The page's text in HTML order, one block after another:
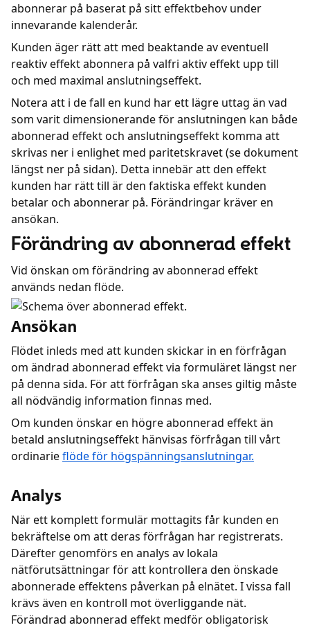
abonnerar på baserat på sitt effektbehov under
innevarande kalenderår.
Kunden äger rätt att med beaktande av eventuell
reaktiv effekt abonnera på valfri aktiv effekt upp till
och med maximal anslutningseffekt.
Notera att i de fall en kund har ett lägre uttag än vad
som varit dimensionerande för anslutningen kan både
abonnerad effekt och anslutningseffekt komma att
skrivas ner i enlighet med paritetskravet (se dokument
längst ner på sidan). Detta innebär att den effekt
kunden har rätt till är den faktiska effekt kunden
betalar och abonnerar på. Förändringar kräver en
ansökan.
Förändring av abonnerad effekt
Vid önskan om förändring av abonnerad effekt
används nedan flöde.
Ansökan
Flödet inleds med att kunden skickar in en förfrågan
om ändrad abonnerad effekt via formuläret längst ner
på denna sida. För att förfrågan ska anses giltig måste
all nödvändig information finnas med.
Om kunden önskar en högre abonnerad effekt än
betald anslutningseffekt hänvisas förfrågan till vårt
ordinarieflöde för högspänningsanslutningar.
Analys
När ett komplett formulär mottagits får kunden en
bekräftelse om att deras förfrågan har registrerats.
Därefter genomförs en analys av lokala
nätförutsättningar för att kontrollera den önskade
abonnerade effektens påverkan på elnätet. I vissa fall
krävs även en kontroll mot överliggande nät.
Förändrad abonnerad effekt medför obligatorisk